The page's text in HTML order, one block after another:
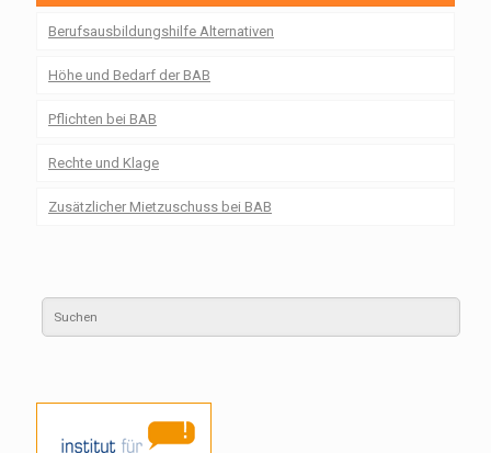
Berufsausbildungshilfe Alternativen
Höhe und Bedarf der BAB
Pflichten bei BAB
Rechte und Klage
Zusätzlicher Mietzuschuss bei BAB